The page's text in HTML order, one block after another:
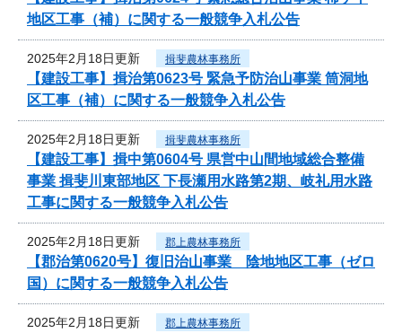
地区工事（補）に関する一般競争入札公告
2025年2月18日更新 揖斐農林事務所
【建設工事】揖治第0623号 緊急予防治山事業 筒洞地
区工事（補）に関する一般競争入札公告
2025年2月18日更新 揖斐農林事務所
【建設工事】揖中第0604号 県営中山間地域総合整備
事業 揖斐川東部地区 下長瀬用水路第2期、岐礼用水路
工事に関する一般競争入札公告
2025年2月18日更新 郡上農林事務所
【郡治第0620号】復旧治山事業 陰地地区工事（ゼロ
国）に関する一般競争入札公告
2025年2月18日更新 郡上農林事務所